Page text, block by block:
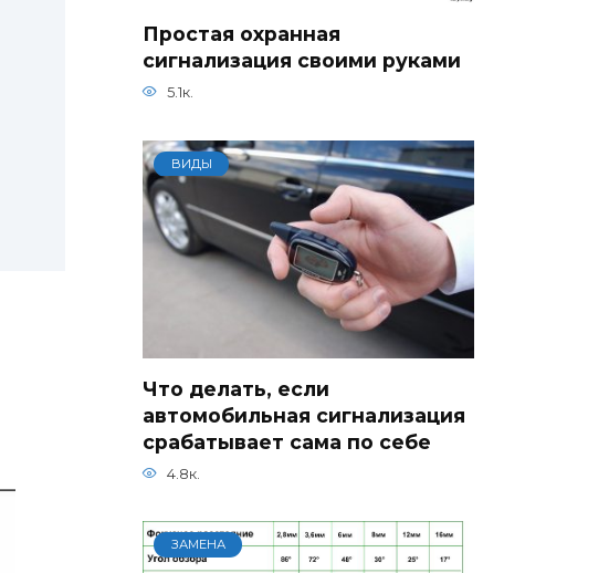
Простая охранная
сигнализация своими руками
5.1к.
ВИДЫ
Что делать, если
автомобильная сигнализация
срабатывает сама по себе
4.8к.
ЗАМЕНА